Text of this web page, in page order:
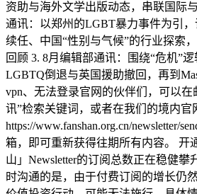
资助与海外文学出版动态，串联国际
通讯：以郑州的LGBT暴力事件为引，
续任、中国“性别与气候”的行业探索
回顾 3. 8月编辑部通讯：围绕“危机”
LGBTQ倒退与英国援助撤回，再到
vpn、无法登录官网的伙伴们，可以在
讯”检索关键词，或者在我们的境内官
https://www.fanshan.org.cn/newsletter/
箱，即可重新获得往期所有内容。 开
山」Newsletter的订阅总数正在稳健攀
时沟通的是，由于付费订阅的增长仍